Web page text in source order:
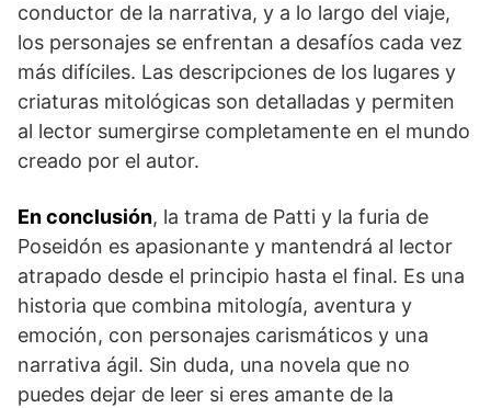
conductor de ⁤la narrativa, y a lo largo del viaje,
los personajes se enfrentan a desafíos cada vez
‌más difíciles. Las descripciones ⁤de los lugares y
criaturas mitológicas son detalladas y permiten
al lector sumergirse completamente en​ el ‍mundo
creado por el​ autor.
En conclusión, la trama de Patti‍ y⁣ la furia de
Poseidón es apasionante y⁤ mantendrá al lector
atrapado desde el principio hasta el final. Es⁣ una
historia que⁣ combina mitología,⁤ aventura y
emoción, con personajes carismáticos y ⁢una
narrativa⁤ ágil. Sin duda, una novela que no
puedes dejar de leer si eres amante de la